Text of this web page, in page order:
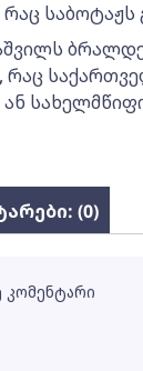
საბოტაჟს
რაც
ან
(0)
კომენტარი